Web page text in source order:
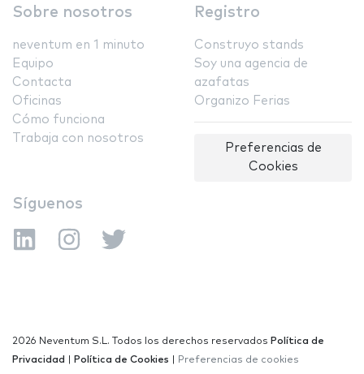
Sobre nosotros
neventum en 1 minuto
Equipo
Contacta
Oficinas
Cómo funciona
Trabaja con nosotros
Registro
Construyo stands
Soy una agencia de
azafatas
Organizo Ferias
Preferencias de
Cookies
Síguenos
2026 Neventum S.L. Todos los derechos reservados Política de
Privacidad
Política de Cookies Preferencias de cookies